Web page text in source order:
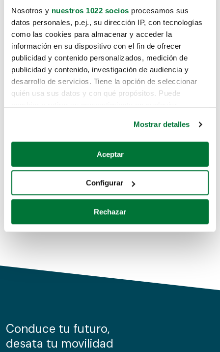
Nosotros y nuestros 1022 socios procesamos sus
datos personales, p.ej., su dirección IP, con tecnologías
como las cookies para almacenar y acceder la
información en su dispositivo con el fin de ofrecer
publicidad y contenido personalizados, medición de
publicidad y contenido, investigación de audiencia y
desarrollo de servicios. Tiene la opción de seleccionar
quién usa sus datos y con qué propósitos. Puede
Si lo permite, también quisiéramos:
Recopilar información sobre su ubicación geográfica
Identificar su dispositivo analizándolo activamente
para buscar características específicas (huellas
Obtenga más información sobre cómo se procesan sus
de cookies.
información sobre el uso que haga del sitio web con
nuestros partners de redes sociales, publicidad y análisis
Mostrar detalles
Aceptar
Configurar
Rechazar
Lo sentimos, no sabemos como
te hemos traido hasta aquí.
Pero puedes encontrar el coche que estás
buscando en alguno de estos enlaces:
Coches de segunda mano
Coches de km0
Conduce tu futuro,
desata tu movilidad